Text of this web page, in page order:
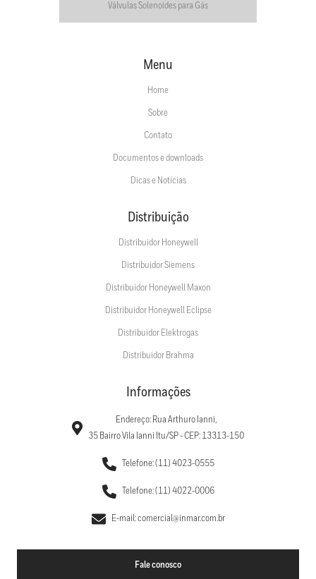
Válvulas Solenoides para Gás
Menu
Home
Sobre
Contato
Documentos e downloads
Dicas e Notícias
Distribuição
Distribuidor Honeywell
Distribuidor Siemens
Distribuidor Honeywell Maxon
Distribuidor Honeywell Eclipse
Distribuidor Elektrogas
Distribuidor Brahma
Informações
Endereço: Rua Arthuro Ianni,
35 Bairro Vila Ianni Itu/SP - CEP: 13313-150
Telefone: (11) 4023-0555
Telefone: (11) 4022-0006
E-mail: comercial@inmar.com.br
Fale conosco